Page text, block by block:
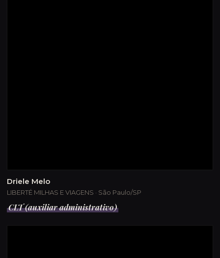
Driele Melo
LIBERTÉ MILHAS E VIAGENS · São Paulo/SP
CLT (auxiliar administrativo)